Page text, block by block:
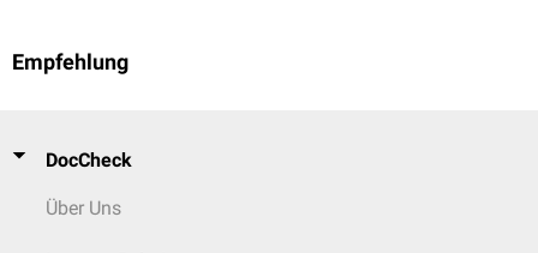
Empfehlung
DocCheck
Über Uns